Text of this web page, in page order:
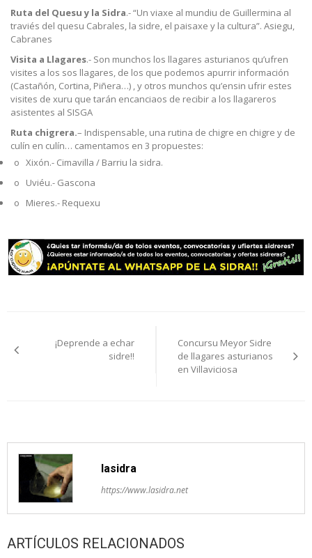
Ruta del Quesu y la Sidra.- “Un viaxe al mundiu de Guillermina al
traviés del quesu Cabrales, la sidre, el paisaxe y la cultura”. Asiegu,
Cabranes
Visita a Llagares.- Son munchos los llagares asturianos qu’ufren
visites a los sos llagares, de los que podemos apurrir información
(Castañón, Cortina, Piñera…) , y otros munchos qu’ensin ufrir estes
visites de xuru que tarán encanciaos de recibir a los llagareros
asistentes al SISGA
Ruta chigrera.– Indispensable, una rutina de chigre en chigre y de
culín en culín… camentamos en 3 propuestes:
o Xixón.- Cimavilla / Barriu la sidra.
o Uviéu.- Gascona
o Mieres.- Requexu
pelos¡Deprende a echar
sidre!!
Concursu Meyor Sidre
de llagares asturianos
en Villaviciosa
lasidra
https://www.lasidra.net
ARTÍCULOS RELACIONADOS